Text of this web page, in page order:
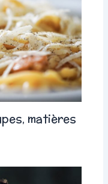
matières